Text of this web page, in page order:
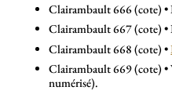
Clairambault 666 (cote)
Clairambault 667 (cote)
Clairambault 668 (cote) •
Clairambault 669 (cote)
numérisé).